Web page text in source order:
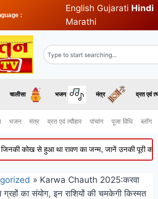
:
English Gujarati Hindi
Marathi
चालीसा भजन मंत्र व्रत एवं
भजन मंत्र व्रत एवं त्यौहार पांचांग पूजा विधि ब्लॉग
से हुआ था रावण का जन्म, जानें उनकी पूरी कथा
» Karwa Chauth 2025:करवा
ग्रहों का संयोग, इन राशियों की चमकेगी किस्मत